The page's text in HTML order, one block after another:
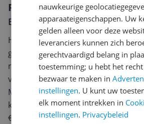
Reviews
Er zijn nog geen reviews
Heb jij dit product in bezit en wil je
geven? Start dan hieronder met het
review. Afhankelijk van de details
van een review gemiddeld tussen
Met jouw mening help je andere
keuze te maken én maak je iedere
€250,-!
Klik hier voor de
nauwkeurige
apparaateigenschappen. Uw
gelden alleen voor deze
leveranciers kunnen zich
gerechtvaardigd belang in
toestemming; u hebt het
bezwaar te maken in
instellingen. U kunt uw
elk moment intrekken in
instellingen. Privacybeleid